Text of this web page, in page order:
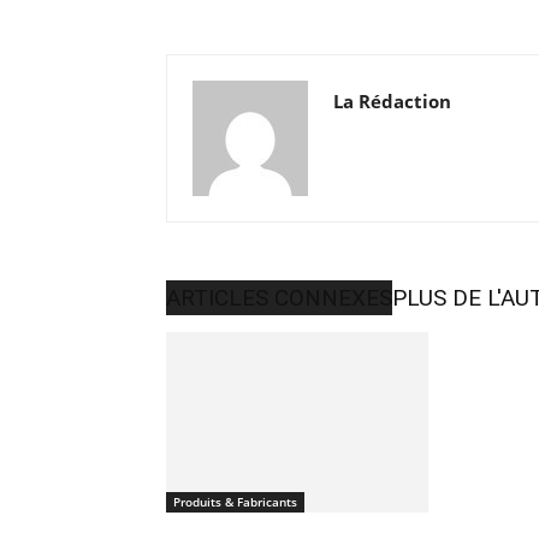
La Rédaction
PLUS DE
Produits & Fabricants